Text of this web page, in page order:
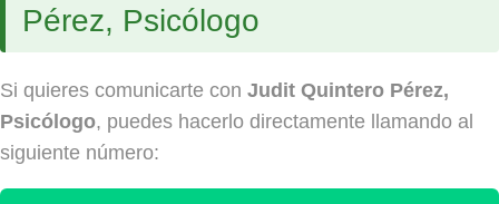
Pérez, Psicólogo
Si quieres comunicarte con Judit Quintero Pérez,
Psicólogo, puedes hacerlo directamente llamando al
siguiente número: